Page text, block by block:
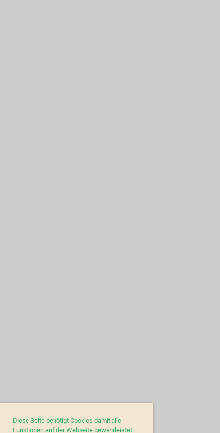
Diese Seite benötigt Cookies damit alle
Funktionen auf der Webseite gewährleistet